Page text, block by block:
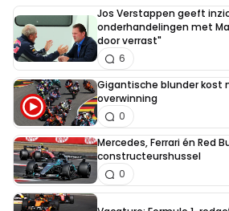
Jos Verstappen geeft
onderhandelingen met
door verrast"
6
Gigantische blunder kost
overwinning
0
Mercedes, Ferrari én Red
constructeurshussel
0